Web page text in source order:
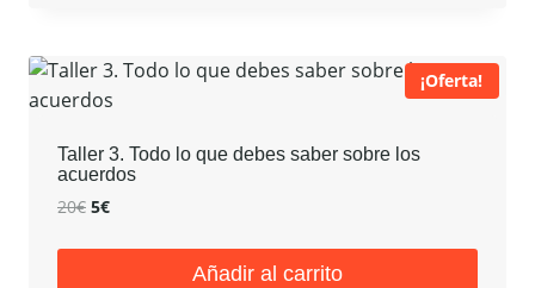
¡Oferta!
Taller 3. Todo lo que debes saber sobre los
acuerdos
20€ El
original
5€El
actual
Añadir al carrito